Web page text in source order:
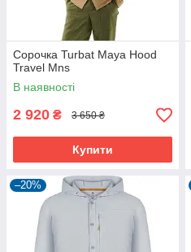
Сорочка Turbat Maya Hood
Travel Mns
В наявності
2 920 ₴ 3 650 ₴
Купити
–20%